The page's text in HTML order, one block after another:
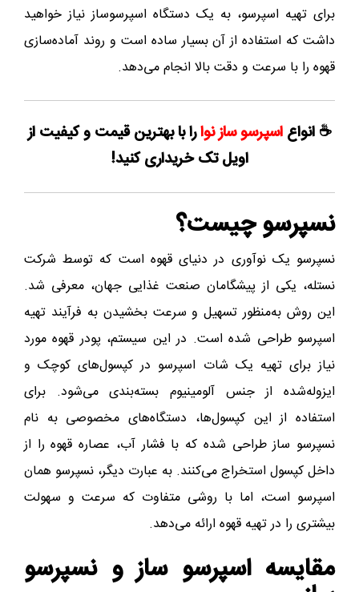
برای تهیه اسپرسو، به یک دستگاه اسپرسوساز نیاز خواهید
داشت که استفاده از آن بسیار ساده است و روند آماده‌سازی
قهوه را با سرعت و دقت بالا انجام می‌دهد.
☕ انواعاسپرسو ساز نوارا با بهترین قیمت و کیفیت از
اویل تک خریداری کنید!
نسپرسو چیست؟
نسپرسو یک نوآوری در دنیای قهوه است که توسط شرکت
نستله، یکی از پیشگامان صنعت غذایی جهان، معرفی شد.
این روش به‌منظور تسهیل و سرعت بخشیدن به فرآیند تهیه
اسپرسو طراحی شده است. در این سیستم، پودر قهوه مورد
نیاز برای تهیه یک شات اسپرسو در کپسول‌های کوچک و
ایزوله‌شده از جنس آلومینیوم بسته‌بندی می‌شود. برای
استفاده از این کپسول‌ها، دستگاه‌های مخصوصی به نام
نسپرسو ساز طراحی شده که با فشار آب، عصاره قهوه را از
داخل کپسول استخراج می‌کنند. به عبارت دیگر، نسپرسو همان
اسپرسو است، اما با روشی متفاوت که سرعت و سهولت
بیشتری را در تهیه قهوه ارائه می‌دهد.
مقایسه اسپرسو ساز و نسپرسو